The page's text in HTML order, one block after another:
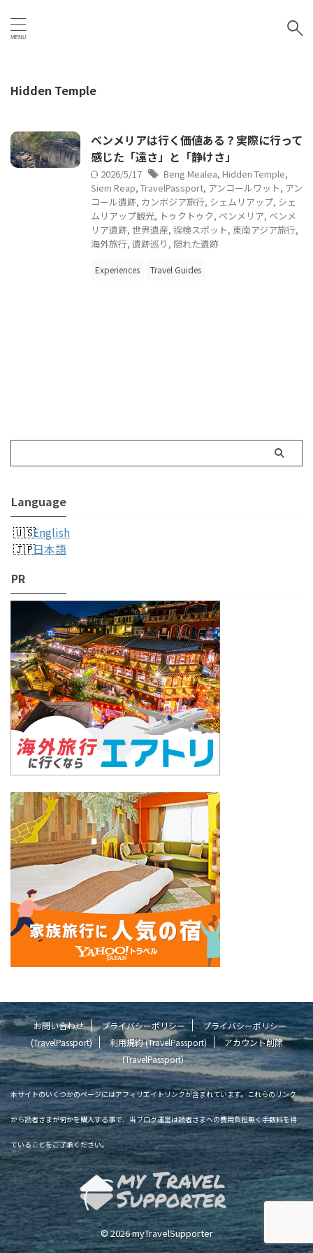
Hidden Temple
ベンメリアは行く価値ある？実際に行って
感じた「遠さ」と「静けさ」
2026/5/17 Beng Mealea, Hidden Temple,
Siem Reap, TravelPassport, アンコールワット, アン
コール遺跡, カンボジア旅行, シェムリアップ, シェ
ムリアップ観光, トゥクトゥク, ベンメリア, ベンメ
リア遺跡, 世界遺産, 探検スポット, 東南アジア旅行,
海外旅行, 遺跡巡り , 隠れた遺跡
Experiences Travel Guides
Language
English
日本語
PR
お問い合わせ プライバシーポリシー
プライバシーポリシー
(TravelPassport)
利用規約 (TravelPassport)
アカウント削除
(TravelPassport)
本サイトのいくつかのページにはアフィリエイトリンクが含まれています。これらのリンク
から読者さまが何かを購入する事で、当ブログ運営は読者さまへの費用負担無く手数料を得
ていることをご了承ください。
© 2026 myTravelSupporter